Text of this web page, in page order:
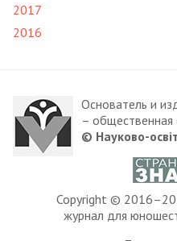
2017
2016
Основатель и
– общественная
© Науково-
Copyright ©
журнал для